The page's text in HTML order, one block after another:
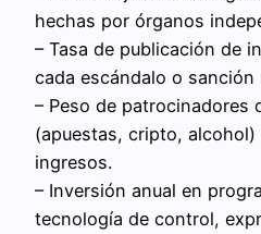
hechas por órganos
– Tasa de publicación de
cada escándalo o sanción
– Peso de patrocinadores
(apuestas, cripto,
ingresos.
– Inversión anual en
tecnología de control,